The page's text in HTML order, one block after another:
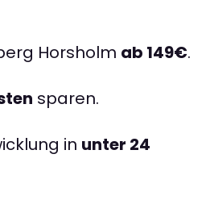
Horsholm ab 149€.
sparen.
in unter 24